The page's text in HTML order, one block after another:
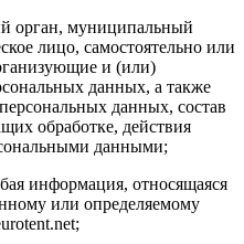
орган, муниципальный
лицо, самостоятельно или
и (или)
данных, а также
данных, состав
обработке, действия
данными;
информация, относящаяся
или определяемому